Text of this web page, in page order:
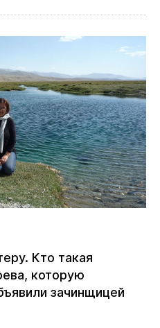
Кто такая
которую
зачинщицей